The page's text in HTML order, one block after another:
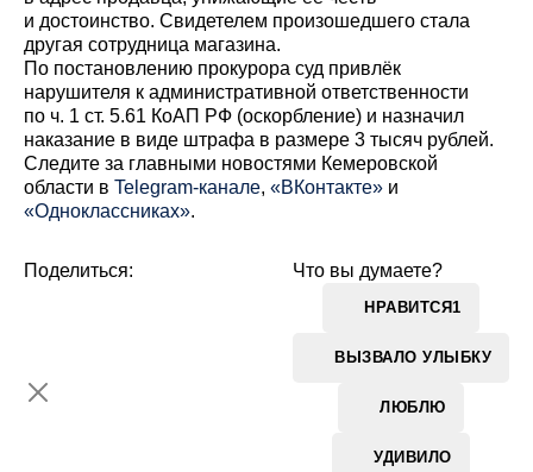
и достоинство. Свидетелем произошедшего стала
другая сотрудница магазина.
По постановлению прокурора суд привлёк
нарушителя к административной ответственности
по ч. 1 ст. 5.61 КоАП РФ (оскорбление) и назначил
наказание в виде штрафа в размере 3 тысяч рублей.
Cледите за главными новостями Кемеровской
области в Telegram-канале, «ВКонтакте» и
«Одноклассниках».
Что вы думаете?
НРАВИТСЯ1
ВЫЗВАЛО УЛЫБКУ
ЛЮБЛЮ
УДИВИЛО
Поделиться: